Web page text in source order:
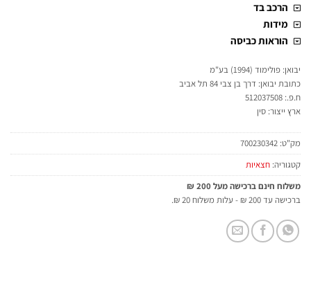
הרכב בד
מידות
הוראות כביסה
יבואן: פולימוד (1994) בע"מ
כתובת יבואן: דרך בן צבי 84 תל אביב
ח.פ.: 512037508
ארץ ייצור: סין
מק"ט: 700230342
קטגוריה: חצאיות
משלוח חינם ברכישה מעל 200 ₪
ברכישה עד 200 ₪ - עלות משלוח 20 ₪.